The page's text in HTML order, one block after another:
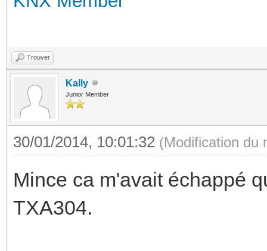
Trouver
Kally
Junior Member
30/01/2014, 10:01:32 (Modification du
Mince ca m'avait échappé
TXA304.